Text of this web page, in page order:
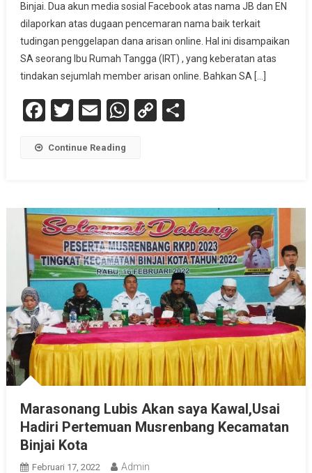
Binjai. Dua akun media sosial Facebook atas nama JB dan EN
dilaporkan atas dugaan pencemaran nama baik terkait
tudingan penggelapan dana arisan online. Hal ini disampaikan
SA seorang Ibu Rumah Tangga (IRT) , yang keberatan atas
tindakan sejumlah member arisan online. Bahkan SA […]
Facebook
Twitter
EmailWhatsApp
CopyShare
Continue Reading
Marasonang Lubis Akan saya Kawal,Usai
Hadiri Pertemuan Musrenbang Kecamatan
Binjai Kota
Februari 17, 2022 Admin